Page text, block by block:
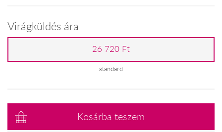
Virágküldés ára
26 720 Ft
standard
Kosárba teszem